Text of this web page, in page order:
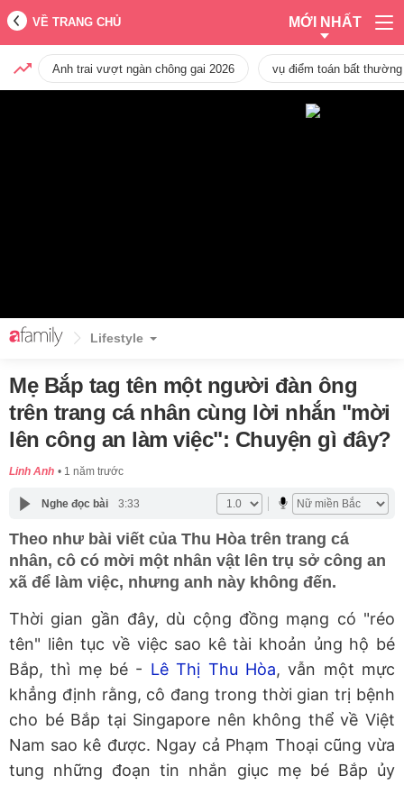
VỀ TRANG CHỦ MỚI NHẤT
Anh trai vượt ngàn chông gai 2026 vụ điểm toán bất
Lifestyle
Mẹ Bắp tag tên một người đàn ông
trên trang cá nhân cùng lời nhắn "mời
lên công an làm việc": Chuyện gì đây?
Linh Anh 1 năm trước
Nghe đọc bài 3:33
Theo như bài viết của Thu Hòa trên trang cá
nhân, cô có mời một nhân vật lên trụ sở công an
xã để làm việc, nhưng anh này không đến.
Thời gian gần đây, dù cộng đồng mạng có "réo
tên" liên tục về việc sao kê tài khoản ủng hộ bé
Bắp, thì mẹ bé - Lê Thị Thu Hòa, vẫn một mực
khẳng định rằng, cô đang trong thời gian trị bệnh
cho bé Bắp tại Singapore nên không thể về Việt
Nam sao kê được. Ngay cả Phạm Thoại cũng vừa
tung những đoạn tin nhắn giục mẹ bé Bắp ủy